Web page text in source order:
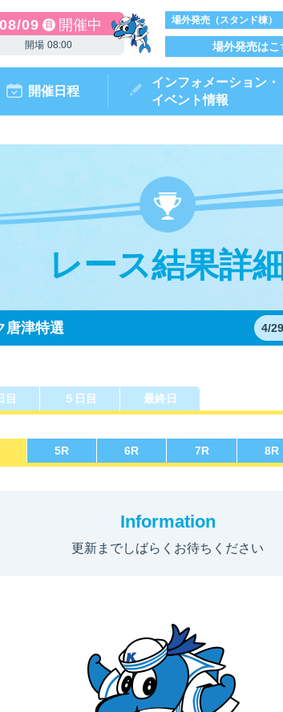
08/09 日 開催中
開場 08:00
場外発売（スタンド棟）
場外発売はこ
出走表・前日予想PDF
別成績・
出目データ
手一覧
開催日程
インフォメーション・
イベント情報
ボートレースチケットショップ
唐津ミニット
電話情報
レース結果詳細
唐津特選 4/29
目 ５日目 最終日
5R 6R 7R 8R
Information
更新までしばらくお待ちください